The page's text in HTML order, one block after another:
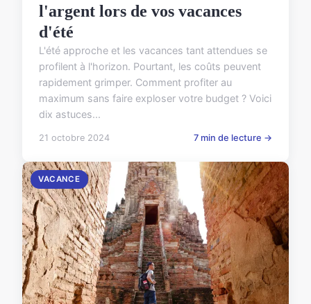
l'argent lors de vos vacances
d'été
L'été approche et les vacances tant attendues se
profilent à l'horizon. Pourtant, les coûts peuvent
rapidement grimper. Comment profiter au
maximum sans faire exploser votre budget ? Voici
dix astuces...
21 octobre 2024 7 min de lecture →
VACANCE